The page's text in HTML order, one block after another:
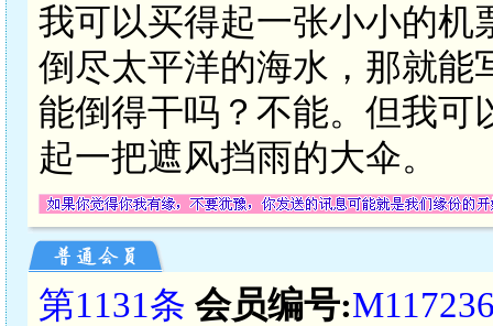
我可以买得起一张小小的机
倒尽太平洋的海水，那就能
能倒得干吗？不能。但我可
起一把遮风挡雨的大伞。
第1131条 会员编号: